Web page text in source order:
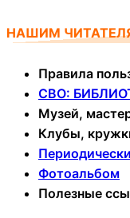
НАШИМ
Правила
СВО:
Музей,
Клубы,
Фотоальбом
Полезные